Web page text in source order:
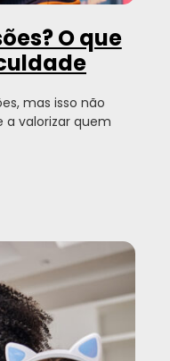
O que
mas isso não
a valorizar quem